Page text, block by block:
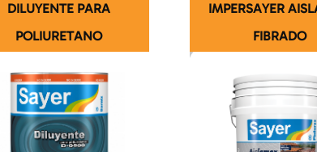
DILUYENTE PARA
POLIURETANO
IMPERSAYER
FIBRADO